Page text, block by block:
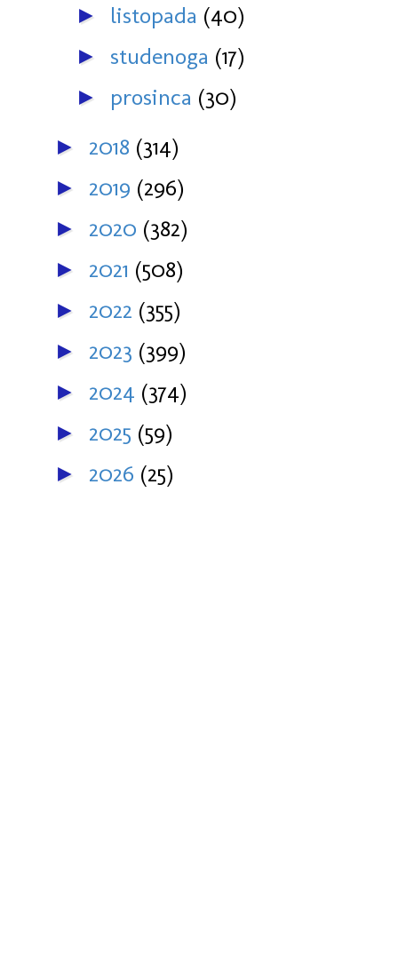
► listopada (40)
► studenoga (17)
► prosinca (30)
► 2018 (314)
► 2019 (296)
► 2020 (382)
► 2021 (508)
► 2022 (355)
► 2023 (399)
► 2024 (374)
► 2025 (59)
► 2026 (25)